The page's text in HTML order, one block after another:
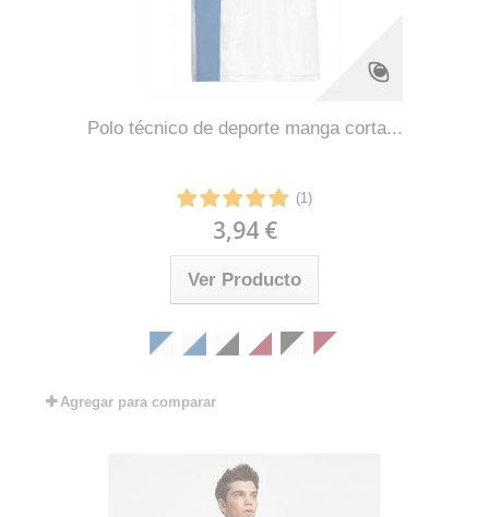
Polo técnico de deporte manga corta...
(1)
3,94 €
Ver Producto
Agregar para comparar